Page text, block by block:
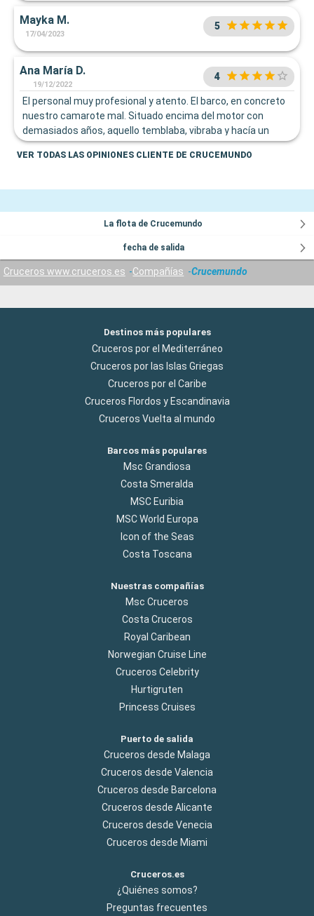
Mayka M.
17/04/2023
5
Ana María D.
19/12/2022
4
El personal muy profesional y atento. El barco, en concreto
nuestro camarote mal. Situado encima del motor con
demasiados años, aquello temblaba, vibraba y hacía un
ruido no permisible para nada. Insoportable.
VER TODAS LAS OPINIONES CLIENTE DE CRUCEMUNDO
La flota de Crucemundo
fecha de salida
Cruceros www.cruceros.es Compañías Crucemundo
Destinos más populares
Cruceros por el Mediterráneo
Cruceros por las Islas Griegas
Cruceros por el Caribe
Cruceros Flordos y Escandinavia
Cruceros Vuelta al mundo
Barcos más populares
Msc Grandiosa
Costa Smeralda
MSC Euribia
MSC World Europa
Icon of the Seas
Costa Toscana
Nuestras compañías
Msc Cruceros
Costa Cruceros
Royal Caribean
Norwegian Cruise Line
Cruceros Celebrity
Hurtigruten
Princess Cruises
Puerto de salida
Cruceros desde Malaga
Cruceros desde Valencia
Cruceros desde Barcelona
Cruceros desde Alicante
Cruceros desde Venecia
Cruceros desde Miami
Cruceros.es
¿Quiénes somos?
Preguntas frecuentes